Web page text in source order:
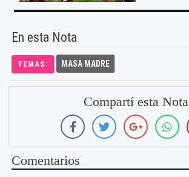
En esta Nota
TEMAS: MASA MADRE
Compartí esta Nota
Comentarios